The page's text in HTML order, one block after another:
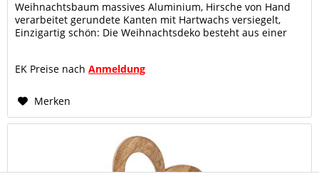
Weihnachtsbaum massives Aluminium, Hirsche von Hand
verarbeitet gerundete Kanten mit Hartwachs versiegelt,
Einzigartig schön: Die Weihnachtsdeko besteht aus einer
EK Preise nachAnmeldung
Merken